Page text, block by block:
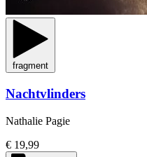
fragment
Nachtvlinders
Nathalie Pagie
€ 19,99